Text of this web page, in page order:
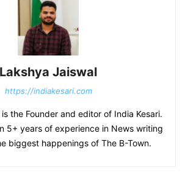
Lakshya Jaiswal
https://indiakesari.com
the Founder and editor of India Kesari.
5+ years of experience in News writing
biggest happenings of The B-Town.